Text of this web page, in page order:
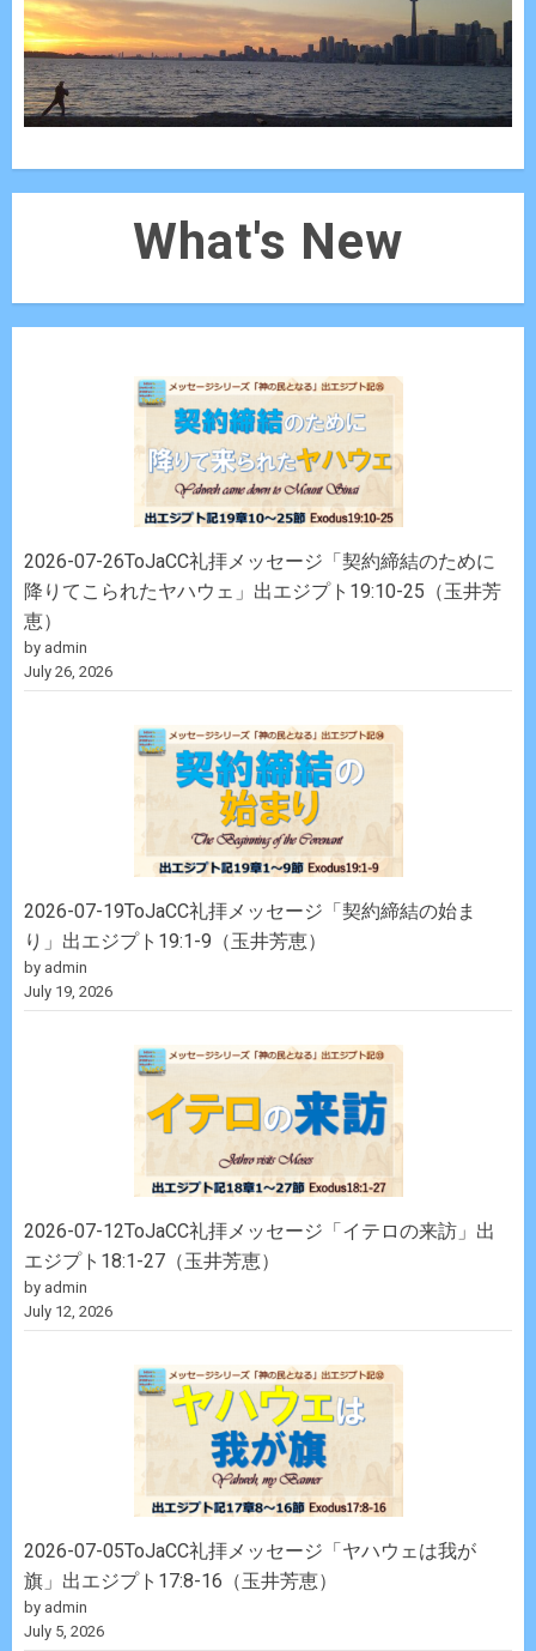
What's New
2026-07-26ToJaCC礼拝メッセージ「契約締結のために
降りてこられたヤハウェ」出エジプト19:10-25（玉井芳
恵）
by admin
July 26, 2026
2026-07-19ToJaCC礼拝メッセージ「契約締結の始ま
り」出エジプト19:1-9（玉井芳恵）
by admin
July 19, 2026
2026-07-12ToJaCC礼拝メッセージ「イテロの来訪」出
エジプト18:1-27（玉井芳恵）
by admin
July 12, 2026
2026-07-05ToJaCC礼拝メッセージ「ヤハウェは我が
旗」出エジプト17:8-16（玉井芳恵）
by admin
July 5, 2026